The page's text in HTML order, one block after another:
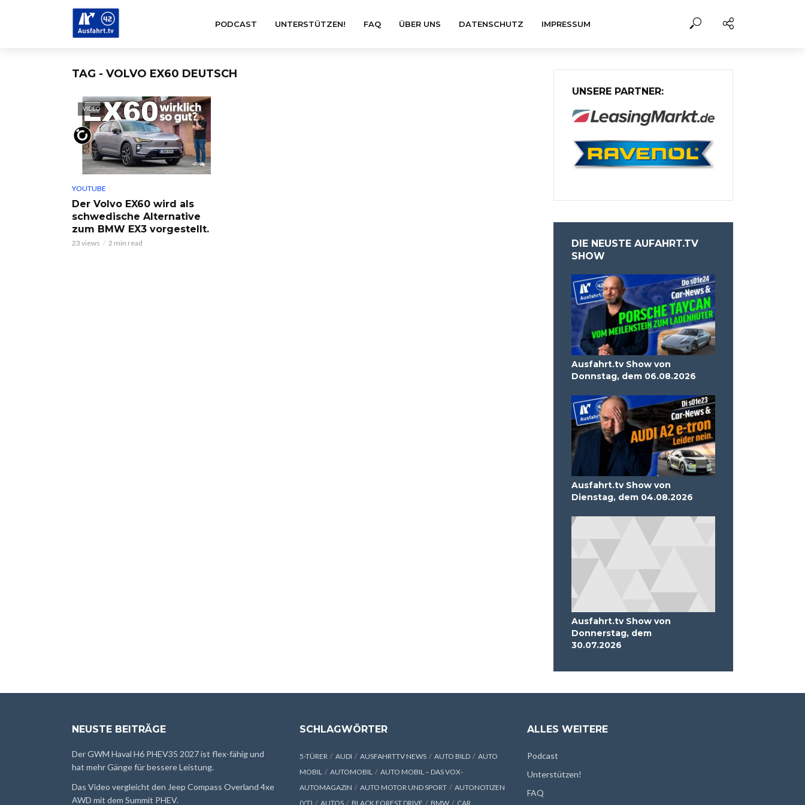
PODCAST UNTERSTÜTZEN! FAQ ÜBER UNS DATENSCHUTZ IMPRESSUM
TAG - VOLVO EX60 DEUTSCH
VIDEO
YOUTUBE
Der Volvo EX60 wird als
schwedische Alternative
zum BMW EX3 vorgestellt.
23 views 2 min read
UNSERE PARTNER:
DIE NEUSTE AUFAHRT.TV
SHOW
Ausfahrt.tv Show von
Donnstag, dem 06.08.2026
Ausfahrt.tv Show von
Dienstag, dem 04.08.2026
Ausfahrt.tv Show von
Donnerstag, dem
30.07.2026
NEUSTE BEITRÄGE
Der GWM Haval H6 PHEV35 2027 ist flex-fähig und
hat mehr Gänge für bessere Leistung.
Das Video vergleicht den Jeep Compass Overland 4xe
AWD mit dem Summit PHEV.
SCHLAGWÖRTER
5-TÜRER AUDI AUSFAHRTTV NEWS AUTO BILD
AUTO
MOBIL
AUTOMOBIL
AUTO MOBIL – DAS VOX-
AUTOMAGAZIN
AUTO MOTOR UND SPORT
AUTONOTIZEN
(YT)
AUTOS BLACK FOREST DRIVE BMW CAR
ALLES WEITERE
Podcast
Unterstützen!
FAQ